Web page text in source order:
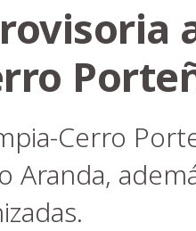
Cerro
Aranda,